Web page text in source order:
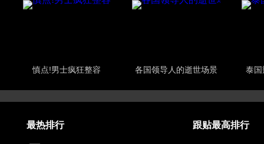
慎点!男士疯狂整容 各国领导人的逝世场景 泰国
最热排行 跟贴最高排行